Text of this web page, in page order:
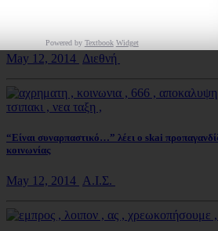
Αντίδραση των ΗΠΑ για την μετατροπή της
May 12, 2014 Διεθνή
“Είναι συναρπαστικό…” λέει ο skai
κοινωνίας
May 12, 2014 Α.Ι.Σ.
Powered by Textbook Widget